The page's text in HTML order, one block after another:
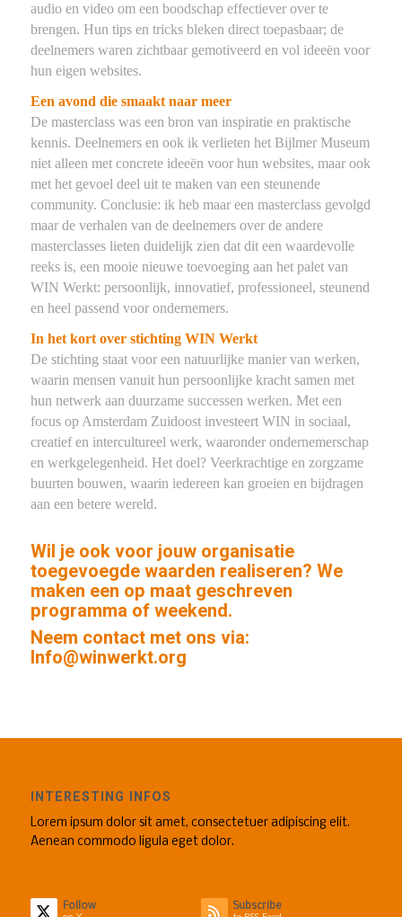
audio en video om een boodschap effectiever over te
brengen. Hun tips en tricks bleken direct toepasbaar; de
deelnemers waren zichtbaar gemotiveerd en vol ideeën voor
hun eigen websites.
Een avond die smaakt naar meer
De masterclass was een bron van inspiratie en praktische
kennis. Deelnemers en ook ik verlieten het Bijlmer Museum
niet alleen met concrete ideeën voor hun websites, maar ook
met het gevoel deel uit te maken van een steunende
community. Conclusie: ik heb maar een masterclass gevolgd
maar de verhalen van de deelnemers over de andere
masterclasses lieten duidelijk zien dat dit een waardevolle
reeks is, een mooie nieuwe toevoeging aan het palet van
WIN Werkt: persoonlijk, innovatief, professioneel, steunend
en heel passend voor ondernemers.
In het kort over stichting WIN Werkt
De stichting staat voor een natuurlijke manier van werken,
waarin mensen vanuit hun persoonlijke kracht samen met
hun netwerk aan duurzame successen werken. Met een
focus op Amsterdam Zuidoost investeert WIN in sociaal,
creatief en intercultureel werk, waaronder ondernemerschap
en werkgelegenheid. Het doel? Veerkrachtige en zorgzame
buurten bouwen, waarin iedereen kan groeien en bijdragen
aan een betere wereld.
Wil je ook voor jouw organisatie
toegevoegde waarden realiseren? We
maken een op maat geschreven
programma of weekend.
Neem contact met ons via:
Info@winwerkt.org
INTERESTING INFOS
Lorem ipsum dolor sit amet, consectetuer adipiscing elit.
Aenean commodo ligula eget dolor.
Follow Subscribe